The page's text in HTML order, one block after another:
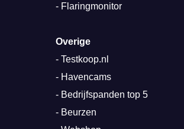
- Flaringmonitor
Overige
- Testkoop.nl
- Havencams
- Bedrijfspanden top 5
- Beurzen